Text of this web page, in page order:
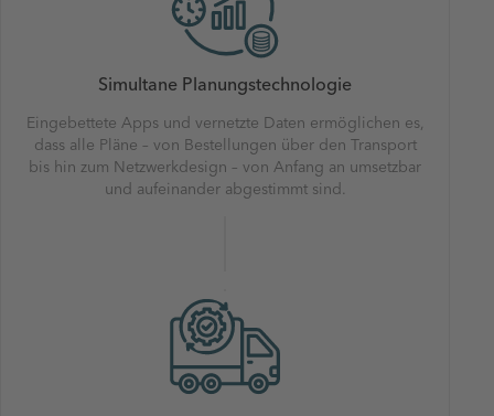
Simultane Planungstechnologie
Eingebettete Apps und vernetzte Daten ermöglichen es,
dass alle Pläne – von Bestellungen über den Transport
bis hin zum Netzwerkdesign – von Anfang an umsetzbar
und aufeinander abgestimmt sind.